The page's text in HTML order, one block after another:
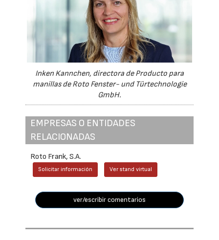
Inken Kannchen, directora de Producto para
manillas de Roto Fenster- und Türtechnologie
GmbH.
EMPRESAS O ENTIDADES
RELACIONADAS
Roto Frank, S.A.
Solicitar información Ver stand virtual
ver/escribir comentarios